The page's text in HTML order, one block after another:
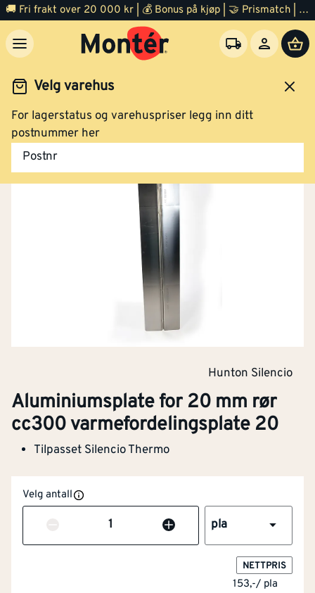
🚚 Fri frakt over 20 000 kr | 💰 Bonus på kjøp | 🤝 Prismatch | ⭐ 100% fornøyd garanti | 🏪 140 byggevarehus
Velg varehus
For lagerstatus og varehuspriser legg inn ditt
postnummer her
Postnr
Byggevarer Stål og metaller
Hunton Silencio
Aluminiumsplate for 20 mm rør
cc300 varmefordelingsplate 20
Tilpasset Silencio Thermo
Velg antall
Antall pla
NETTPRIS
153,-/ pla